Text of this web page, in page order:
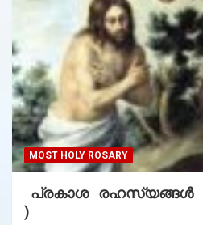
MOST HOLY ROSARY
പ്രകാശ രഹസ്യങ്ങൾ
)